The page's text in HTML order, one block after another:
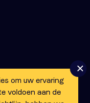
om uw ervaring
voldoen aan de